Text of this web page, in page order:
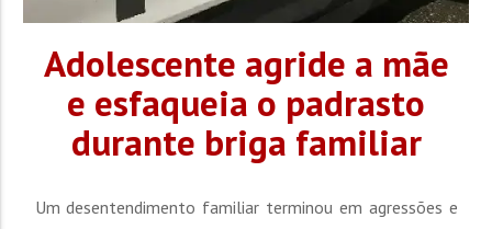
Adolescente agride a mãe
e esfaqueia o padrasto
durante briga familiar
Um desentendimento familiar terminou em agressões e